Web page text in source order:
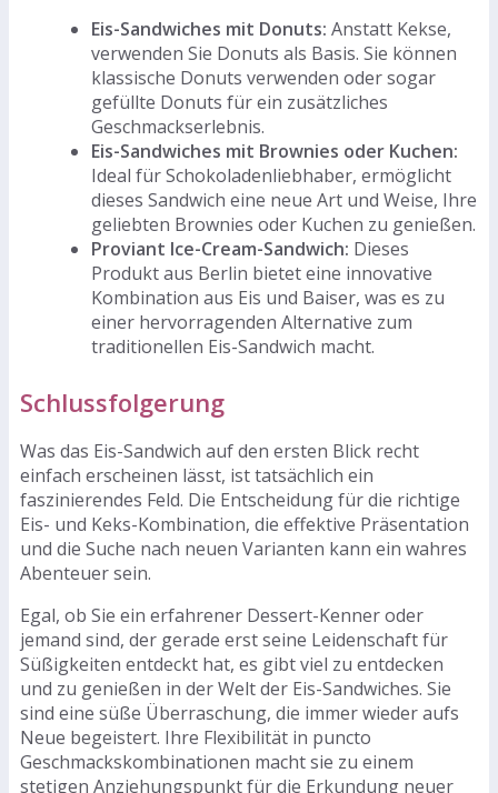
Eis-Sandwiches mit Donuts: Anstatt Kekse,
verwenden Sie Donuts als Basis. Sie können
klassische Donuts verwenden oder sogar
gefüllte Donuts für ein zusätzliches
Geschmackserlebnis.
Eis-Sandwiches mit Brownies oder Kuchen:
Ideal für Schokoladenliebhaber, ermöglicht
dieses Sandwich eine neue Art und Weise, Ihre
geliebten Brownies oder Kuchen zu genießen.
Proviant Ice-Cream-Sandwich: Dieses
Produkt aus Berlin bietet eine innovative
Kombination aus Eis und Baiser, was es zu
einer hervorragenden Alternative zum
traditionellen Eis-Sandwich macht.
Schlussfolgerung
Was das Eis-Sandwich auf den ersten Blick recht
einfach erscheinen lässt, ist tatsächlich ein
faszinierendes Feld. Die Entscheidung für die richtige
Eis- und Keks-Kombination, die effektive Präsentation
und die Suche nach neuen Varianten kann ein wahres
Abenteuer sein.
Egal, ob Sie ein erfahrener Dessert-Kenner oder
jemand sind, der gerade erst seine Leidenschaft für
Süßigkeiten entdeckt hat, es gibt viel zu entdecken
und zu genießen in der Welt der Eis-Sandwiches. Sie
sind eine süße Überraschung, die immer wieder aufs
Neue begeistert. Ihre Flexibilität in puncto
Geschmackskombinationen macht sie zu einem
stetigen Anziehungspunkt für die Erkundung neuer